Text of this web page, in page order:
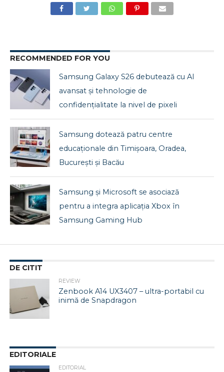
RECOMMENDED FOR YOU
Samsung Galaxy S26 debutează cu AI
avansat și tehnologie de
confidențialitate la nivel de pixeli
Samsung dotează patru centre
educaționale din Timișoara, Oradea,
București și Bacău
Samsung și Microsoft se asociază
pentru a integra aplicația Xbox în
Samsung Gaming Hub
DE CITIT
REVIEW
Zenbook A14 UX3407 – ultra-portabil cu
inimă de Snapdragon
EDITORIALE
EDITORIAL